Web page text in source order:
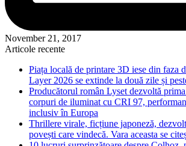
November 21, 2017
Articole recente
Piața locală de printare 3D iese din faza
Layer 2026 se extinde la două zile și
Producătorul român Lyset dezvoltă
corpuri de iluminat cu CRI 97,
inclusiv în Europa
Thrillere virale, ficțiune japoneză,
povești care vindecă. Vara aceasta se